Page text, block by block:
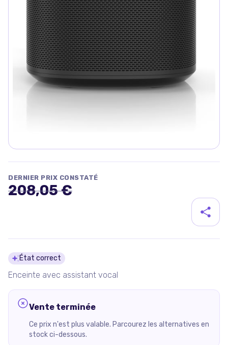
DERNIER PRIX CONSTATÉ
208,05 €
Détails du produit
État correct
Enceinte avec assistant vocal
Vente terminée
Ce prix n'est plus valable. Parcourez les alternatives en
stock ci-dessous.